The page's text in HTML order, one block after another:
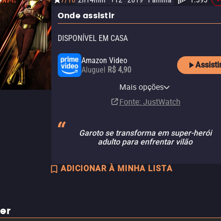
Onde assistir
DISPONÍVEL EM CASA
Amazon Video
Aluguel R$ 4,90
Apple TV Store
R$ 11,90
Claro TV+
Vivo Play
HBO Max
Assinatura
YouTube
HBO Max Amazon Channel
AssinaturaMais opções
Fonte: JustWatch
Garoto se transforma em super-herói
adulto para enfrentar vilão
ADICIONAR À MINHA LISTA